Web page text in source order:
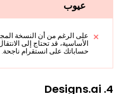
عيوب
على الرغم من أن النسخة
الأساسية، قد تحتاج إلى
حساباتك على انستقرام ناجحة.
4. Designs.ai